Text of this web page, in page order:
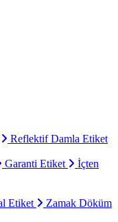
Reflektif Damla Etiket
Garanti Etiket
İçten
Etiket
Zamak Döküm